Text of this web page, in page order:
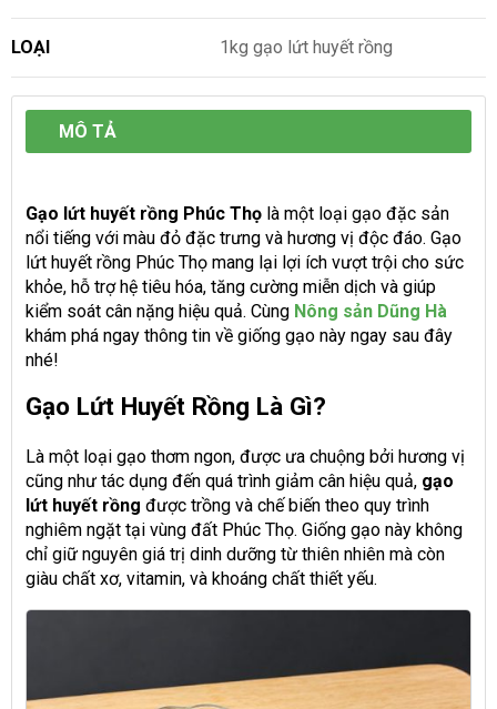
LOẠI 1kg gạo lứt huyết rồng
MÔ TẢ
Gạo lứt huyết rồng Phúc Thọ là một loại gạo đặc sản
nổi tiếng với màu đỏ đặc trưng và hương vị độc đáo. Gạo
lứt huyết rồng Phúc Thọ mang lại lợi ích vượt trội cho sức
khỏe, hỗ trợ hệ tiêu hóa, tăng cường miễn dịch và giúp
kiểm soát cân nặng hiệu quả. Cùng Nông sản Dũng Hà
khám phá ngay thông tin về giống gạo này ngay sau đây
nhé!
Gạo Lứt Huyết Rồng Là Gì?
Là một loại gạo thơm ngon, được ưa chuộng bởi hương vị
cũng như tác dụng đến quá trình giảm cân hiệu quả, gạo
lứt huyết rồng được trồng và chế biến theo quy trình
nghiêm ngặt tại vùng đất Phúc Thọ. Giống gạo này không
chỉ giữ nguyên giá trị dinh dưỡng từ thiên nhiên mà còn
giàu chất xơ, vitamin, và khoáng chất thiết yếu.